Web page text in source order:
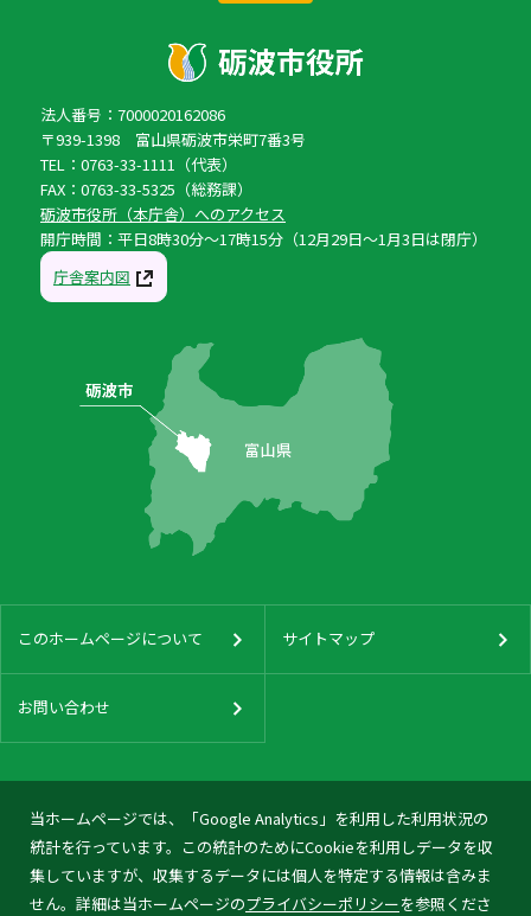
当ホームページでは、「Google Analytics」を利用した利用状況の
統計を行っています。この統計のためにCookieを利用しデータを収
集していますが、収集するデータには個人を特定する情報は含みま
せん。詳細は当ホームページのプライバシーポリシーを参照くださ
法人番号：7000020162086
〒939-1398 富山県砺波市栄町7番3号
TEL：0763-33-1111（代表）
FAX：0763-33-5325（総務課）
砺波市役所（本庁舎）へのアクセス
開庁時間：平日8時30分〜17時15分（12月29日〜1月3日は閉庁）
庁舎案内図
このホームページについて サイトマップ
お問い合わせ